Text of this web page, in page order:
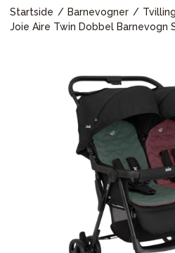
Startside Barnevogner
Joie Aire Twin Dobbel Barnevogn
Leker
Mamma &
Møbler &
Tips om